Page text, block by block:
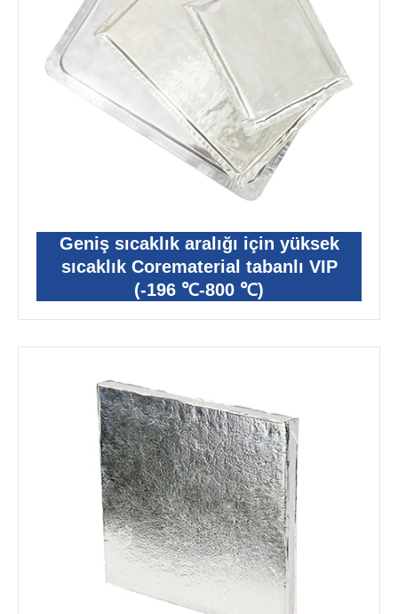
Geniş sıcaklık aralığı için yüksek
sıcaklık Corematerial tabanlı VIP
(-196 ℃-800 ℃)